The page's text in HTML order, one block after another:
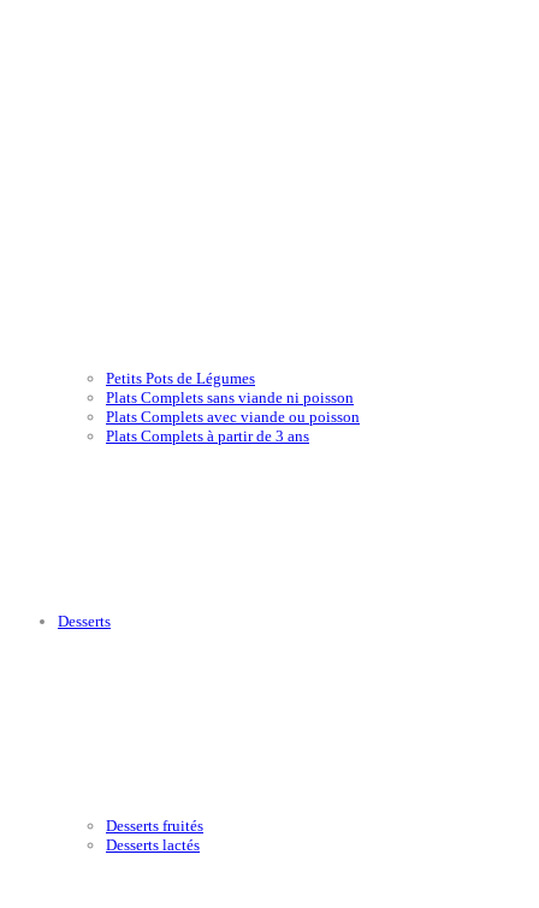
Petits Pots de Légumes
Plats Complets sans viande ni poisson
Plats Complets avec viande ou poisson
Plats Complets à partir de 3 ans
Desserts
Desserts fruités
Desserts lactés